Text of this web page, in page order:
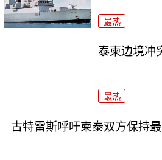
最热
泰柬边境冲
最热
古特雷斯呼吁柬泰双方保持